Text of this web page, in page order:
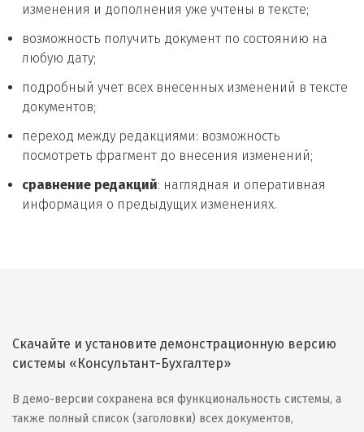
изменения и дополнения уже учтены в тексте;
возможность получить документ по состоянию на
любую дату;
подробный учет всех внесенных изменений в тексте
документов;
переход между редакциями: возможность
посмотреть фрагмент до внесения изменений;
сравнение редакций: наглядная и оперативная
информация о предыдущих изменениях.
Скачайте и установите демонстрационную версию
системы «Консультант-Бухгалтер»
В демо-версии сохранена вся функциональность системы, а
также полный список (заголовки) всех документов,